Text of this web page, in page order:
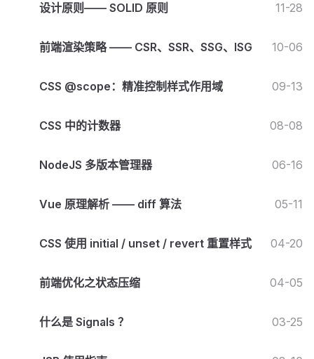
设计原则—— SOLID 原则 11-28
前端渲染策略 —— CSR、SSR、SSG、ISG 10-06
CSS @scope：精准控制样式作用域 09-13
CSS 中的计数器 08-08
NodeJS 多版本管理器 06-16
Vue 原理解析 —— diff 算法 05-11
CSS 使用 initial / unset / revert 重置样式 04-20
前端优化之状态压缩 04-05
什么是 Signals ？ 03-25